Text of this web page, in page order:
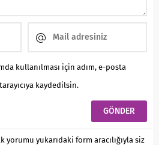
kullanılması için adım, e-posta
kaydedilsin.
yorumu yukarıdaki form aracılığıyla siz